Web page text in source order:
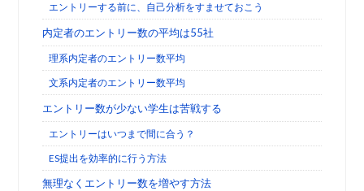
エントリーする前に、自己分析をすませておこう
内定者のエントリー数の平均は55社
理系内定者のエントリー数平均
文系内定者のエントリー数平均
エントリー数が少ない学生は苦戦する
エントリーはいつまで間に合う？
ES提出を効率的に行う方法
無理なくエントリー数を増やす方法